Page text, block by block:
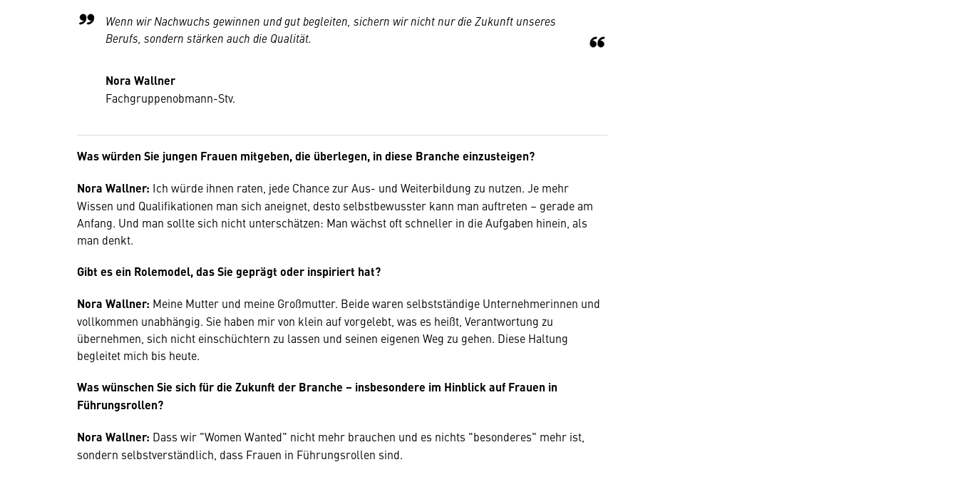
Wenn wir Nachwuchs gewinnen und gut begleiten, sichern wir nicht nur die Zukunft unseres
Berufs, sondern stärken auch die Qualität.
Nora Wallner
Fachgruppenobmann-Stv.
Was würden Sie jungen Frauen mitgeben, die überlegen, in diese Branche einzusteigen?
Nora Wallner: Ich würde ihnen raten, jede Chance zur Aus- und Weiterbildung zu nutzen. Je mehr
Wissen und Qualifikationen man sich aneignet, desto selbstbewusster kann man auftreten – gerade am
Anfang. Und man sollte sich nicht unterschätzen: Man wächst oft schneller in die Aufgaben hinein, als
man denkt.
Gibt es ein Rolemodel, das Sie geprägt oder inspiriert hat?
Nora Wallner: Meine Mutter und meine Großmutter. Beide waren selbstständige Unternehmerinnen und
vollkommen unabhängig. Sie haben mir von klein auf vorgelebt, was es heißt, Verantwortung zu
übernehmen, sich nicht einschüchtern zu lassen und seinen eigenen Weg zu gehen. Diese Haltung
begleitet mich bis heute.
Was wünschen Sie sich für die Zukunft der Branche – insbesondere im Hinblick auf Frauen in
Führungsrollen?
Nora Wallner: Dass wir "Women Wanted" nicht mehr brauchen und es nichts "besonderes" mehr ist,
sondern selbstverständlich, dass Frauen in Führungsrollen sind.